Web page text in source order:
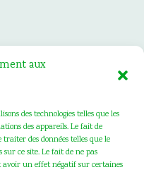
aux
des technologies telles que les
des appareils. Le fait de
des données telles que le
ce site. Le fait de ne pas
un effet négatif sur certaines